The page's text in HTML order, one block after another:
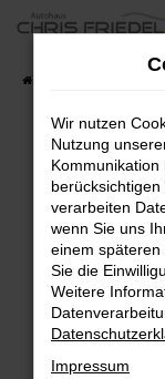
Zum
springen
Fehler:
Beim Laden
Hier sind ein
Überprüfe
Laden
Wir nutzen
Nutzung
verarbeiten
wenn Sie uns
einem
Sie die
Weitere
Impressum